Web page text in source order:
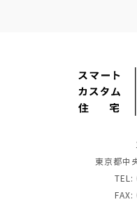
東京都中
TEL: